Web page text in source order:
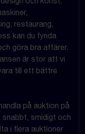
restaurang,
kan du fynda
göra bra affärer.
är stor att vi
till ett bättre
på auktion på
snabbt, smidigt och
i flera auktioner